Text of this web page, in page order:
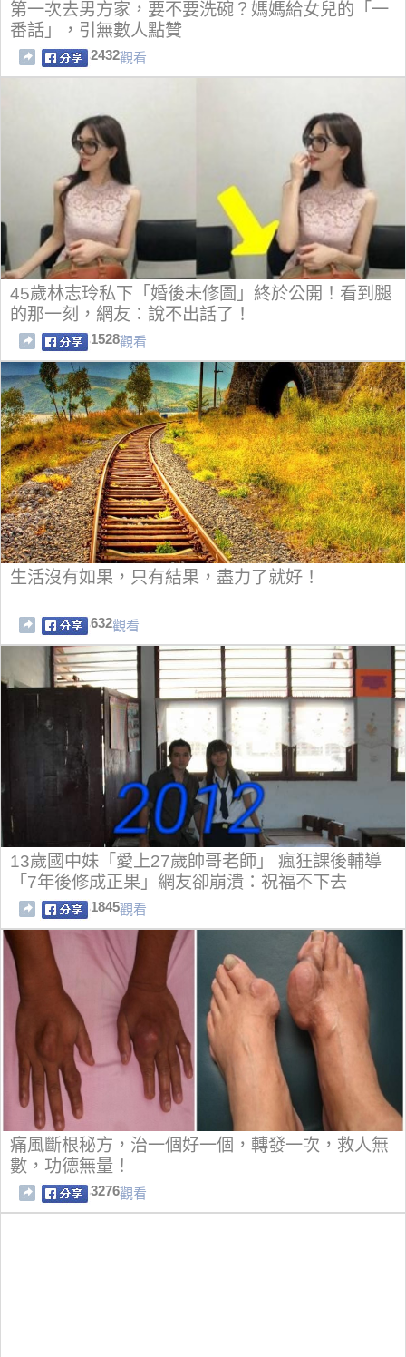
第一次去男方家，要不要洗碗？媽媽給女兒的「一
番話」，引無數人點贊
2432觀看
45歲林志玲私下「婚後未修圖」終於公開！看到腿
的那一刻，網友：說不出話了！
1528觀看
生活沒有如果，只有結果，盡力了就好！
632觀看
13歲國中妹「愛上27歲帥哥老師」 瘋狂課後輔導
「7年後修成正果」網友卻崩潰：祝福不下去
1845觀看
痛風斷根秘方，治一個好一個，轉發一次，救人無
數，功德無量！
3276觀看